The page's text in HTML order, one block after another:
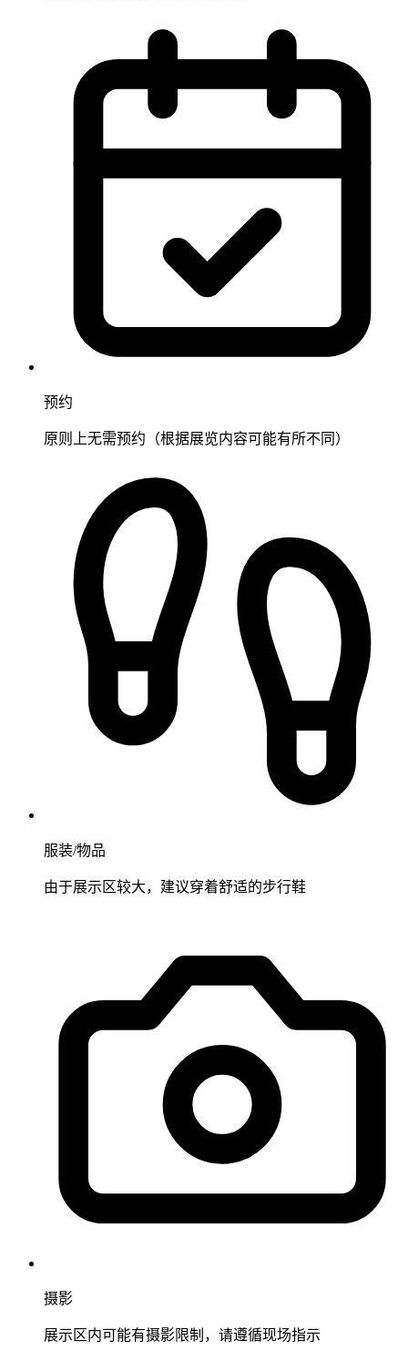
预约
原则上无需预约（根据展览内容可能有所不同）
服装/物品
由于展示区较大，建议穿着舒适的步行鞋
摄影
展示区内可能有摄影限制，请遵循现场指示